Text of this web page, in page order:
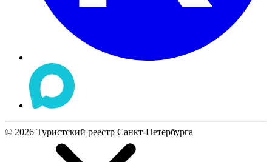
© 2026 Туристский реестр Санкт-Петербурга